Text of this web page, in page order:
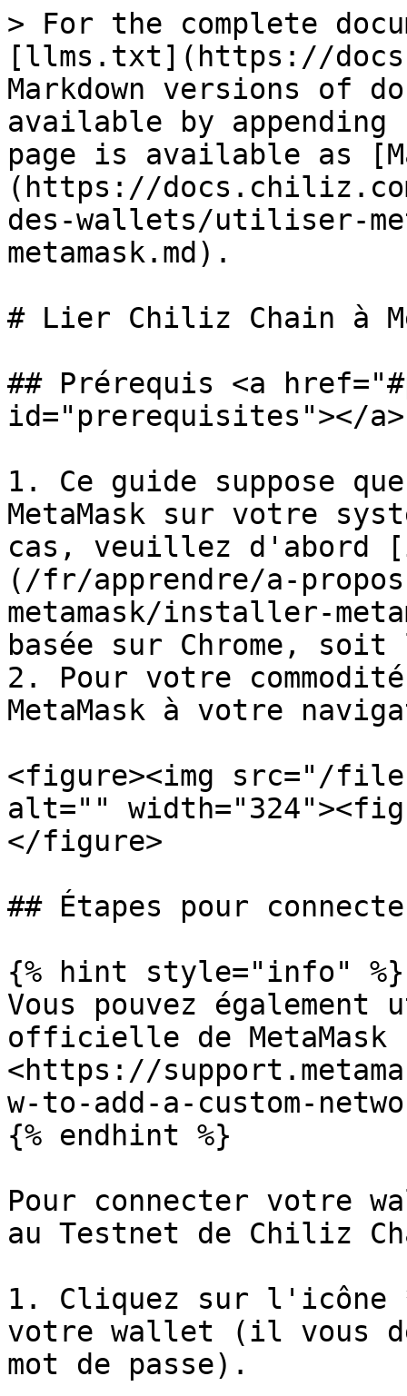
> For the complete
[llms.txt](https://
Markdown versions of
available by
page is available as
(https://
des-wallets/utiliser-
metamask.md).
# Lier Chiliz Chain à
## Prérequis <a
id="prerequisites"></a>
1. Ce guide suppose
MetaMask sur votre
cas, veuillez d'abord
(/fr/apprendre/a-
metamask/installer-
basée sur Chrome,
2. Pour votre
MetaMask à votre
<figure><img src="/files/
alt=""
</figure>
## Étapes pour
{% hint style="info" %}
Vous pouvez
officielle de
<https://
w-to-add-a-custom-
{% endhint %}
Pour connecter votre
au Testnet de Chiliz
1. Cliquez sur l'icône
votre wallet (il vous
mot de passe).